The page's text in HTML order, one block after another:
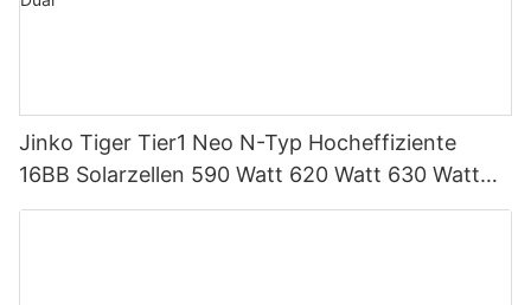
Jinko Tiger Tier1 Neo N-Typ Hocheffiziente
16BB Solarzellen 590 Watt 620 Watt 630 Watt
650 Watt Bifaziales Modul mit Dual